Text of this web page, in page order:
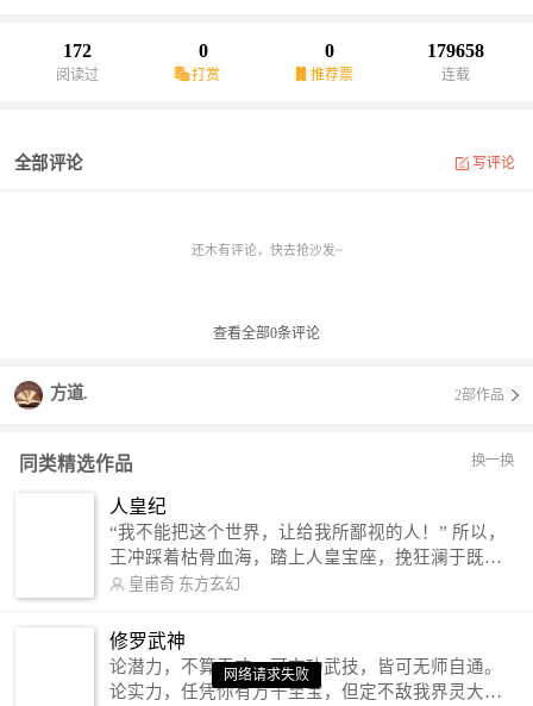
172
阅读过
0
打赏
0
推荐票
179658
连载
全部评论 写评论
还木有评论，快去抢沙发~
查看全部0条评论
方道. 2部作品
同类精选作品 换一换
人皇纪
“我不能把这个世界，让给我所鄙视的人！” 所以，
王冲踩着枯骨血海，踏上人皇宝座，挽狂澜于既
倒，扶大厦之将倾，成就了一段无上的传说！ 微信
微博：皇甫奇（地址：http://weibo.com/u/25284575
87） QQ交流群：320238210【普通群】 574501330
【VIP订阅群】 欢迎大家关注。
皇甫奇 东方玄幻
修罗武神
论潜力，不算天才，可玄功武技，皆可无师自通。
论实力，任凭你有万千至宝，但定不敌我界灵大
网络请求失败
网络请求失败
网络请求失败